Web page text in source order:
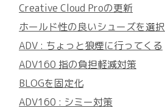
Creative Cloud Proの更新
ホールド性の良いシューズを選択
ADV : ちょっと狼煙に行ってくる
ADV160 指の負担軽減対策
BLOGを固定化
ADV160 : シミー対策